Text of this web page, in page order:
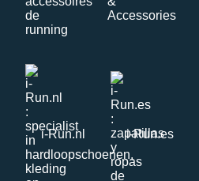
i-Run.nl i-Run.es